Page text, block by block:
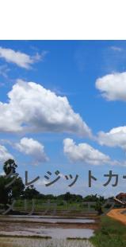
クレジット
メリカンエク